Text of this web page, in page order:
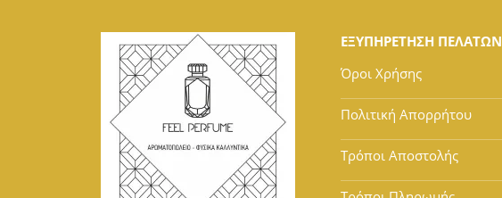
ΕΞΥΠΗΡΕΤΗΣΗ ΠΕΛΑΤΩΝ
Όροι Χρήσης
Πολιτική Απορρήτου
Τρόποι Αποστολής